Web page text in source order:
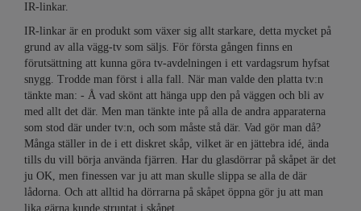
IR-linkar.
IR-linkar är en produkt som växer sig allt starkare, detta mycket på
grund av alla vägg-tv som säljs. För första gången finns en
förutsättning att kunna göra tv-avdelningen i ett vardagsrum hyfsat
snygg. Trodde man först i alla fall. När man valde den platta tv:n
tänkte man: - Å vad skönt att hänga upp den på väggen och bli av
med allt det där. Men man tänkte inte på alla de andra apparaterna
som stod där under tv:n, och som måste stå där. Vad gör man då?
Många ställer in de i ett diskret skåp, vilket är en jättebra idé, ända
tills du vill börja använda fjärren. Har du glasdörrar på skåpet är det
ju OK, men finessen var ju att man skulle slippa se alla de där
lådorna. Och att alltid ha dörrarna på skåpet öppna gör ju att man
lika gärna kunde struntat i skåpet.